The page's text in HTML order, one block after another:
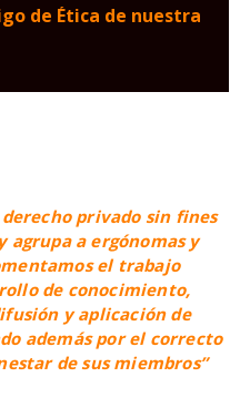
de Ética de nuestra
privado sin fines
agrupa a ergónomas y
el trabajo
de conocimiento,
y aplicación de
además por el correcto
de sus miembros”